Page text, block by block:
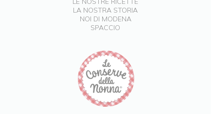
LA NOSTRA STORIA
NOI DI MODENA
SPACCIO